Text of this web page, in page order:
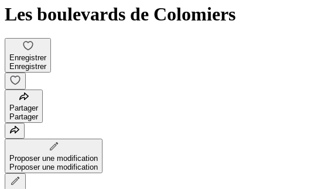
Les boulevards de Colomiers
Enregistrer
Enregistrer
Partager
Partager
Proposer une modification
Proposer une modification